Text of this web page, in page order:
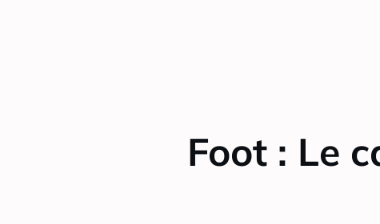
Foot : Le